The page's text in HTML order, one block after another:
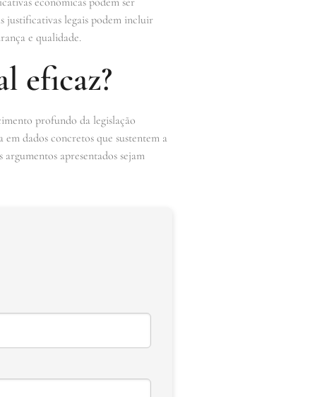
justificativas legais podem incluir
e qualidade.
eficaz?
profundo da legislação
dados concretos que sustentem a
apresentados sejam